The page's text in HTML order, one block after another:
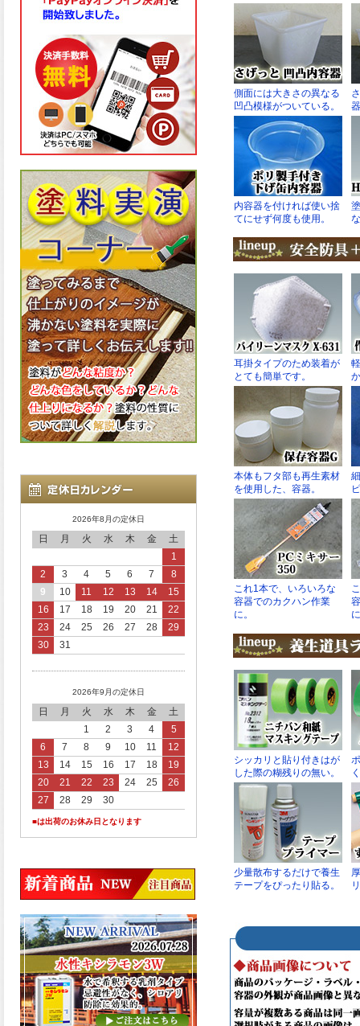
2026年8月の定休日
日 月 火 水 木 金
土
1
2
3 4 5 6 7
8
9
10 11 12 13 14
15
16
17 18 19 20 21
22
23
24 25 26 27 28
29
30
31
2026年9月の定休日
日 月 火 水 木 金
土
1
2 3 4
5
6
7 8 9 10 11
12
13
14 15 16 17 18
19
20
21 22 23 24 25
26
27
28 29 30
■は出荷のお休み日となります